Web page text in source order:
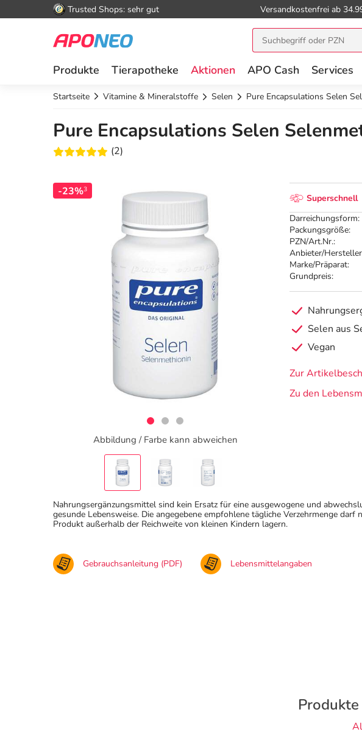
Trusted Shops: sehr gut Versandkostenfrei ab
Produkte Tierapotheke Aktionen APO Cash Services
Startseite Vitamine & Mineralstoffe Selen Pure Encapsulations Selen
Pure Encapsulations Selen
(2)
-23%3
Abbildung / Farbe kann abweichen
Superschnell
Darreichungsform:
Packungsgröße:
PZN/Art.Nr.:
Anbieter/
Marke/Präparat:
Grundpreis:
Selen aus
Vegan
Zur
Zu den
Nahrungsergänzungsmittel sind kein Ersatz für eine ausgewogene und
gesunde Lebensweise. Die angegebene empfohlene tägliche Verzehrmenge darf
Produkt außerhalb der Reichweite von kleinen Kindern lagern.
Gebrauchsanleitung (PDF) Lebensmittelangaben